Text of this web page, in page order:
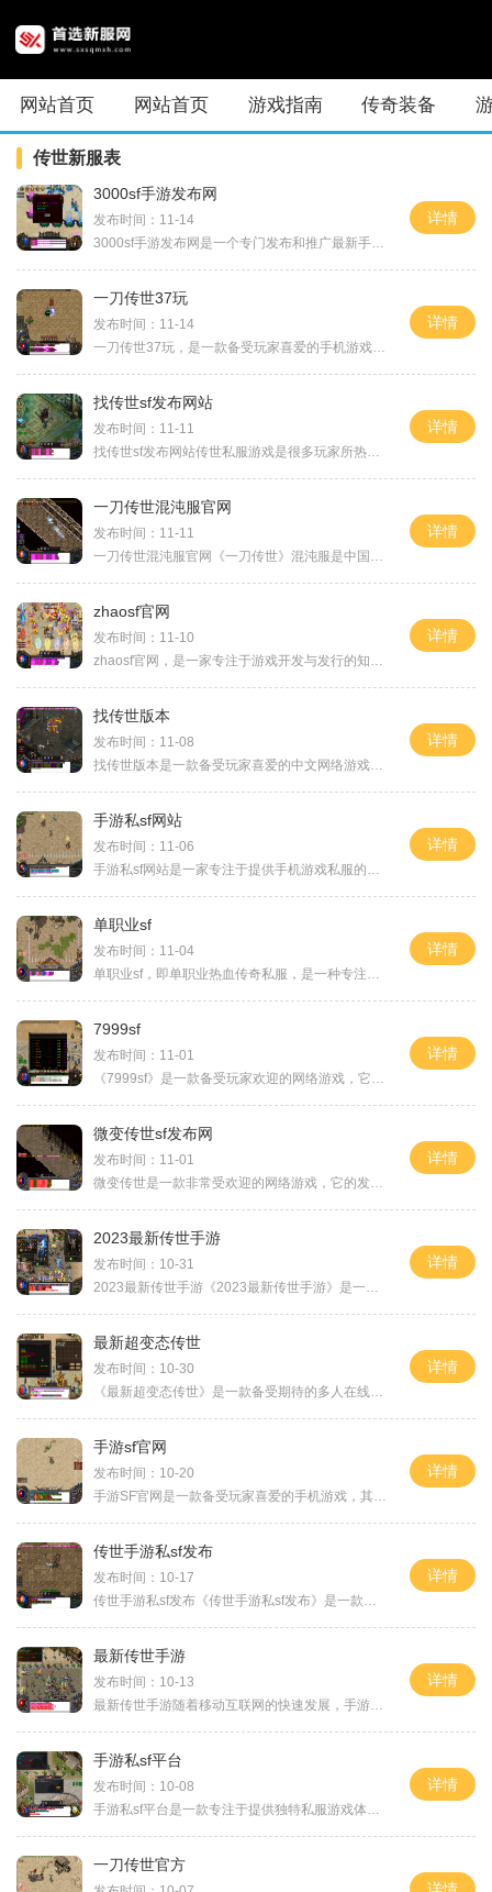
网站首页 网站首页 游戏指南 传奇装备
传世新服表
3000sf手游发布网
发布时间：11-14
3000sf手游发布网是一个专门发布和推广最新手游的平台。无论你是喜爱角色扮演游戏（RPG）、动作游戏、策略游戏还是休闲游戏，这里都能满足你的需求。下面我将为大家介绍3000sf手游发布网以及其中的一款精彩手游的具体玩法。3000sf手游发布网旨在为广大手游爱好者提供一个便捷的平台，方便大家了解、下载和体验最新的手游。网站界面简洁直观，分类清晰明了，游戏种类繁多。无论你喜欢什么类型的游戏，都能在这里找到自己喜欢的。我们将以一款名为《剑魂之战》的角色扮演游戏为例来介绍3000s...
详情
一刀传世37玩
发布时间：11-14
一刀传世37玩，是一款备受玩家喜爱的手机游戏。它集合了多种创新的玩法，让玩家能够体验到真实的战斗与冒险，带来无与伦比的游戏乐趣。我们将为大家详细介绍一刀传世37玩的具体玩法。首先是游戏的职业系统。一刀传世37玩有多个职业供玩家选择，每个职业都有独特的技能和装备，玩家可以根据自身的喜好选择合适的职业。无论你是喜欢近战战斗的战士，还是偏好远程攻击的法师，亦或是注重辅助和治疗的牧师，这款游戏都能满足你的需求。通过职业系统，玩家能够感受到不同的游戏体验和战斗风格。其次是游戏的副本系统...
详情
找传世sf发布网站
发布时间：11-11
找传世sf发布网站传世私服游戏是很多玩家所热衷的一类游戏，在传世sf发布网站上，玩家可以找到各种经典的传世私服版本。这些私服版本不仅延续了传世游戏的经典玩法，同时也加入了更多的创新元素，为玩家带来更好的游戏体验。本文将介绍一些找传世sf发布网站的方法，并简要介绍传世sf游戏的具体玩法。要找到传世sf发布网站，可以通过搜索引擎进行搜索。在搜索框中输入相关关键词，比如“传世sf发布网站”、“传世私服游戏”等，即可找到一些相关的网站。还可以通过游戏论坛、游戏社交平台等途径，了解到一...
详情
一刀传世混沌服官网
发布时间：11-11
一刀传世混沌服官网《一刀传世》混沌服是中国热门网游《一刀传世》的一款新服，融合了混乱、激烈和刺激的元素。作为游戏的官方网站，一刀传世混沌服官网为玩家提供了全面的游戏信息和丰富的玩法介绍。作为一款能够长盛不衰的游戏，《一刀传世》以其精彩的剧情、刺激的战斗和细腻的画面一直深受玩家喜爱。混沌服作为新服，为玩家带来更加激烈的战斗体验。游戏中，玩家可以扮演不同的角色，选择自己喜欢的职业，展开一系列的冒险与挑战。游戏的剧情扣人心弦，让玩家沉浸其中。从开始到玩家将跟随主线任务来一路解开剧情...
详情
zhaosf官网
发布时间：11-10
zhaosf官网，是一家专注于游戏开发与发行的知名公司。作为游戏行业的领军者，zhaosf官网致力于为玩家提供最优质、最刺激的游戏体验。在zhaosf官网，你可以畅游各种类型的游戏世界，体验无尽的刺激和乐趣。zhaosf官网的游戏种类繁多，涵盖了角色扮演、策略、休闲、射击、冒险等各种类型。在zhaosf官网，你可以找到适合各种口味和喜好的游戏，无论你是喜欢扮演英雄拯救世界，还是喜欢建立庞大帝国征服全球，亦或是简单地寻求放松心情，zhaosf官网都能满足你的需求。让我们来介绍z...
详情
找传世版本
发布时间：11-08
找传世版本是一款备受玩家喜爱的中文网络游戏，以其丰富的玩法和独特的游戏体验而闻名。游戏中包含了多种职业、副本、PVP竞技等内容，为玩家们提供了一个广阔而精彩的虚拟世界。找传世版本具有多样的职业供玩家选择。游戏中共有战士、法师、道士三种职业，每个职业都有其独特的技能和能力。战士职业以高血量和强大的物理攻击为特点，适合近身战斗；法师职业拥有强大的法术攻击能力，但生命值较低；道士职业则以治疗和辅助为主，能够为队友提供强大的增益效果。除了职业选择，找传世版本还拥有丰富多样的副本。副本...
详情
手游私sf网站
发布时间：11-06
手游私sf网站是一家专注于提供手机游戏私服的网站。私服是指基于原版游戏进行二次开发的非官方版本，通常具有更多的自由度和创新性。在手游私sf网站上，你可以找到各种热门手游的私服版本，让你体验全新的游戏乐趣。手游私sf网站提供了丰富多样的游戏选择，包括动作、角色扮演、策略等各类游戏。玩家只需要下载并安装相应的私服版本，就可以畅快游戏。以下是手游私sf网站上一些热门游戏的具体玩法介绍。首先是《王者荣耀》私服版本。这个私服版本在原版的基础上进行了一系列的调整和改进，让玩家可以更加自由...
详情
单职业sf
发布时间：11-04
单职业sf，即单职业热血传奇私服，是一种专注于角色扮演的网络游戏。与传统的多职业游戏不同，单职业sf只允许玩家选择一个职业进行游戏，这也使得游戏的策略性和挑战性更加突出。在这个世界里，玩家可以体验到更加独特和专注的游戏乐趣。单职业sf的具体玩法可以分为几个方面来介绍。选择角色。在开始游戏之前，玩家需要选择一个职业，比如战士、法师或是道士。每个职业都有不同的特点和技能，玩家可以根据自己的游戏风格和喜好来进行选择。不同的职业在战斗中有不同的优势和劣势，玩家需要根据自己的职业特点来...
详情
7999sf
发布时间：11-01
《7999sf》是一款备受玩家欢迎的网络游戏，它以其独特的玩法和精美的画面，吸引了大量的玩家。今天，我将为大家详细介绍一下《7999sf》的游戏玩法。我们来了解一下《7999sf》的背景设定。游戏背景设定在一个神秘的幻想世界中，玩家可以选择不同的角色扮演其中的英雄，对抗邪恶势力并保卫世界和平。每个角色都有其独特的技能和属性，让玩家能够根据自己的喜好选择最适合自己的角色。我们来了解一下游戏中的主要玩法。首先是任务系统。游戏中有各种各样的任务，玩家需要完成这些任务来获得经验和奖励...
详情
微变传世sf发布网
发布时间：11-01
微变传世是一款非常受欢迎的网络游戏，它的发布网站是“微变传世sf发布网”。这个网站致力于提供高质量的传世私服，为玩家们打造一个畅快的游戏环境。微变传世私服是一个以角色扮演为主题的游戏玩家可以扮演不同的角色，体验一个奇幻的世界。游戏中有各种各样的职业供玩家选择，如战士、法师、道士等。每个职业都有自己独特的技能和特点，玩家可以根据自己的喜好选择适合自己的职业。微变传世sf发布网提供了丰富的游戏内容玩家可以进行各种任务，打怪升级，探索未知的地图。任务是游戏中重要的一部分，通...
详情
2023最新传世手游
发布时间：10-31
2023最新传世手游《2023最新传世手游》是一款备受期待的大型多人在线角色扮演游戏。此游戏拥有丰富的剧情背景和精美的画面，为玩家带来了全新的游戏体验。本文将介绍游戏的具体玩法，为大家带来一场奇幻的冒险之旅。传世手游将提供多种职业供玩家选择，例如战士、法师、道士等，每个职业都有其独特的技能和特点。玩家可以根据自己的喜好选择合适的职业，并通过不断的升级和培养，提升自己的角色实力。战士擅长近战攻击，法师可以释放强大的魔法攻击，道士则能够治疗队友并放出强力咒术。职业间的合作和互补，...
详情
最新超变态传世
发布时间：10-30
《最新超变态传世》是一款备受期待的多人在线角色扮演游戏，以其精美的画面、丰富的游戏内容和刺激的玩法而备受关注。以下是对这款游戏的详细介绍，让我们一起来了解一下。《最新超变态传世》以绚丽多彩的仙侠世界为背景，玩家可以扮演仙侠角色，体验丰富多样的冒险与战斗。游戏中有数十个唯美壮丽的地图，玩家可以在这些地图中探索神秘的洞穴、险峻的山脉和广袤的森林。游戏的玩法丰富多样，玩家可以选择成为战士、法师、刺客或者道士来进行游戏。每个职业都有独特的技能和特点，玩家可以根据自己的喜好和战术风格选...
详情
手游sf官网
发布时间：10-20
手游SF官网是一款备受玩家喜爱的手机游戏，其精彩的游戏玩法和丰富的游戏内容吸引了众多玩家的关注和热爱。在这款游戏中，玩家可以体验到各种刺激的战斗和丰富多样的游戏内容，带给玩家一个全新的游戏世界。手游SF官网以其刺激的战斗玩法而闻名玩家可以选择不同的角色扮演不同类型的英雄，并与其他玩家进行激烈的战斗。游戏中设有多种战斗模式，包括单人对战、团队战斗以及跨服对战等，玩家可以根据自己的喜好选择不同的战斗方式。每个角色都有独特的技能和特点，玩家需要通过不断提升自己的技能，才能在战斗...
详情
传世手游私sf发布
发布时间：10-17
传世手游私sf发布《传世手游私sf发布》是一款备受玩家喜爱的动作冒险类手机游戏。该游戏汲取了经典传世私sf的精髓，加入了全新的玩法和亮点，为玩家打造了一个极具挑战性的游戏世界。下面我们将为大家详细介绍这款游戏的玩法和特色。我们来看一下游戏的玩法。在《传世手游私sf发布》中，玩家将扮演一位勇敢的角色，进行各种冒险和任务。游戏中拥有丰富的地图和副本，玩家可以根据自己的喜好选择不同的地点进行探索。在冒险过程中，玩家将面临各种各样的敌人和任务，需要使用自己的技能和智慧来击败敌人并完成...
详情
最新传世手游
发布时间：10-13
最新传世手游随着移动互联网的快速发展，手游行业的繁荣势不可挡。作为中国手游行业的翘楚，传世手游自问世以来就备受玩家追捧。传世手游迎来了全新的升级版本，带来了更多全新玩法和惊喜，成为了广大玩家津津乐道的游戏。传世手游以广袤的游戏世界和丰富的内容而闻名，最新升级版本更是进一步提升了游戏的游戏体验。游戏的画面经过了全新的优化，让玩家感受到更加细腻逼真的画面质感。无论是江山如画的风光还是绚丽多彩的技能特效，都能带给玩家身临其境的感觉。除了画面的升级，传世手游最新版本还增加了更...
详情
手游私sf平台
发布时间：10-08
手游私sf平台是一款专注于提供独特私服游戏体验的手游平台。在这个平台上，玩家可以享受到不同于正式服的游戏内容和玩法。私服游戏是由玩家自行搭建并维护的服务器，因此拥有更加自由和创新的特性。以下是手游私sf平台上常见的游戏玩法介绍。私sf平台提供了多种不同类型的游戏选择，包括角色扮演类、策略类、竞技类等等。每个游戏都有着不同的玩法和规则，让玩家能够根据自己的偏好选择不同的游戏体验。在角色扮演类游戏中，玩家将扮演一个虚拟角色，与其他玩家一起探索游戏世界。玩家可以通过完成任务、击败怪...
详情
一刀传世官方